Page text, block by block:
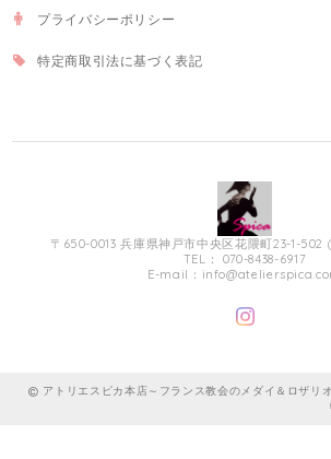
プライバシーポリシー
特定商取引法に基づく表記
〒650-0013 兵庫県神戸市中央区花隈町23-1-502
TEL： 070-8438-6917
E-mail：
アトリエスピカ本店～フランス教会のメダイ＆ロザリ